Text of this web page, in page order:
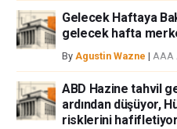
Gelecek Haftaya
gelecek hafta
By Agustin Wazne | AAA
ABD Hazine tahvil
ardından düşüyor,
risklerini hafifletiyor